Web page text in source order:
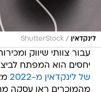
לינקדאין /
ShutterStock
עבור צוותי שיווק
יחסים הוא המפתח
של לינקדאין מ-2022
מהמוכרים ראו עסקה